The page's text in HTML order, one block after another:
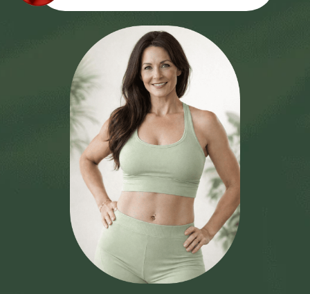
RESERVA TU PLAZA
SI HAS PROBADO
MUCHAS DIETAS…
PROBABLEMENTE YA
SABES ESTO
cansancio